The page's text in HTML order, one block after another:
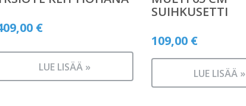
€
LUE LISÄÄ »
SUIHKUSETTI
109,00 €
LUE LISÄÄ »